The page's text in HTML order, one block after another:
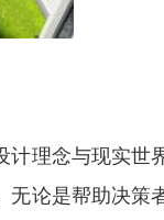
理念与现实
论是帮助决